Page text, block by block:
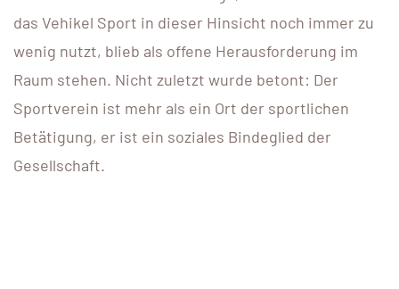
das Vehikel Sport in dieser Hinsicht noch immer zu
wenig nutzt, blieb als offene Herausforderung im
Raum stehen. Nicht zuletzt wurde betont: Der
Sportverein ist mehr als ein Ort der sportlichen
Betätigung, er ist ein soziales Bindeglied der
Gesellschaft.